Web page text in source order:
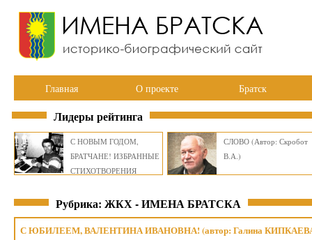
Главная О проекте Братск
Лидеры рейтинга
С НОВЫМ ГОДОМ,
БРАТЧАНЕ! ИЗБРАННЫЕ
СТИХОТВОРЕНИЯ
СЛОВО (Автор: Скробот
В.А.)
Рубрика: ЖКХ - ИМЕНА БРАТСКА
С ЮБИЛЕЕМ, ВАЛЕНТИНА ИВАНОВНА! (автор: Галина